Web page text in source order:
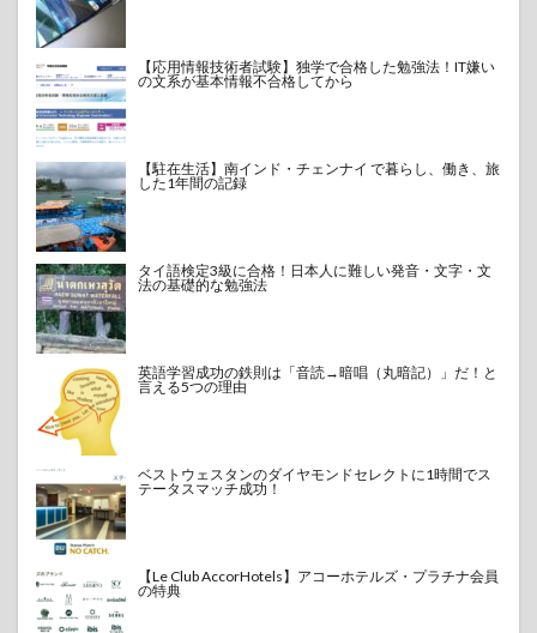
【応用情報技術者試験】独学で合格した勉強法！IT嫌い
の文系が基本情報不合格してから
【駐在生活】南インド・チェンナイ で暮らし、働き、旅
した1年間の記録
タイ語検定3級に合格！日本人に難しい発音・文字・文
法の基礎的な勉強法
英語学習成功の鉄則は「音読→暗唱（丸暗記）」だ！と
言える5つの理由
ベストウェスタンのダイヤモンドセレクトに1時間でス
テータスマッチ成功！
【Le Club AccorHotels】アコーホテルズ・プラチナ会員
の特典